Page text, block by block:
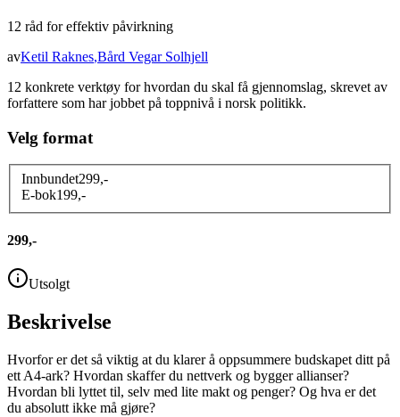
12 råd for effektiv påvirkning
avKetil Raknes,Bård Vegar Solhjell
12 konkrete verktøy for hvordan du skal få gjennomslag, skrevet av
forfattere som har jobbet på toppnivå i norsk politikk.
Velg format
Innbundet299,-
E-bok199,-
299,-
Utsolgt
Beskrivelse
Hvorfor er det så viktig at du klarer å oppsummere budskapet ditt på
ett A4-ark? Hvordan skaffer du nettverk og bygger allianser?
Hvordan bli lyttet til, selv med lite makt og penger? Og hva er det
du absolutt ikke må gjøre?